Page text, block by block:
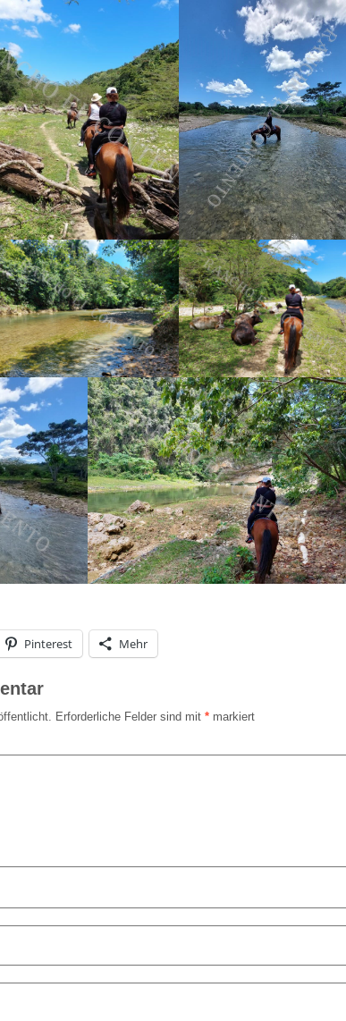
Pinterest Mehr
Erforderliche Felder sind mit * markiert